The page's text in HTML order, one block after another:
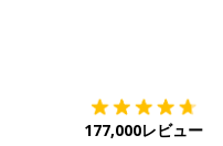
177,000レビュー